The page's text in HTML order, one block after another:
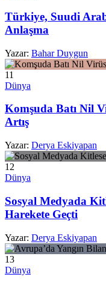
Türkiye, Suudi
Anlaşma
Yazar: Bahar Duygun
11
Dünya
Komşuda Batı Nil
Artış
Yazar: Derya Eskiyapan
12
Dünya
Sosyal Medyada
Harekete Geçti
Yazar: Derya Eskiyapan
13
Dünya